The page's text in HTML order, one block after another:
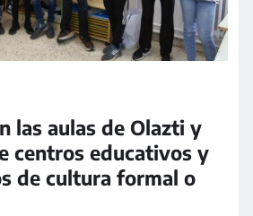
las aulas de Olazti y
centros educativos y
de cultura formal o